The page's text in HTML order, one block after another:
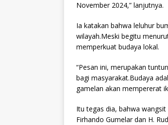
November 2024,” lanjutnya.
Ia katakan bahwa leluhur
wilayah.Meski begitu
memperkuat budaya lokal.
“Pesan ini, merupakan
bagi masyarakat.Budaya
gamelan akan mempererat
Itu tegas dia, bahwa
Firhando Gumelar dan H.